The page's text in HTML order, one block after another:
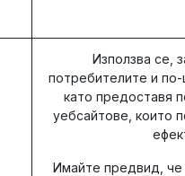
Използва се,
потребителите и
като предоставя
уебсайтове, които
Имайте предвид, че